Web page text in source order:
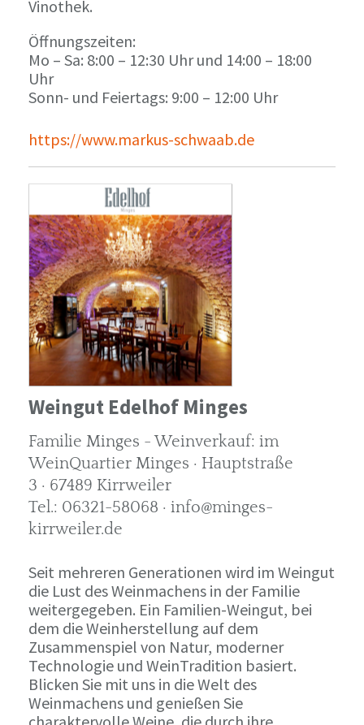
Vinothek.
Öffnungszeiten:
Mo – Sa: 8:00 – 12:30 Uhr und 14:00 – 18:00
Uhr
Sonn- und Feiertags: 9:00 – 12:00 Uhr
https://www.markus-schwaab.de
Weingut Edelhof Minges
Familie Minges - Weinverkauf: im
WeinQuartier Minges · Hauptstraße
3 · 67489 Kirrweiler
Tel.: 06321-58068 · info@minges-
kirrweiler.de
Seit mehreren Generationen wird im Weingut
die Lust des Weinmachens in der Familie
weitergegeben. Ein Familien-Weingut, bei
dem die Weinherstellung auf dem
Zusammenspiel von Natur, moderner
Technologie und WeinTradition basiert.
Blicken Sie mit uns in die Welt des
Weinmachens und genießen Sie